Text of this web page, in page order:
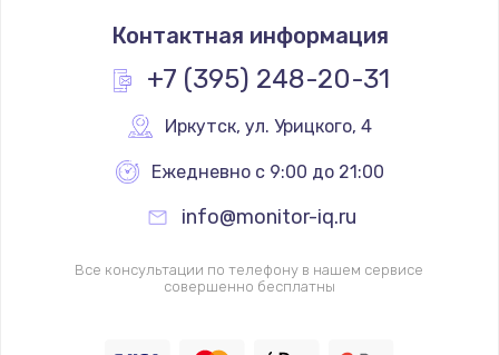
Контактная информация
+7 (395) 248-20-31
Иркутск, ул. Урицкого, 4
Ежедневно с 9:00 до 21:00
info@monitor-iq.ru
Все консультации по телефону в нашем сервисе
совершенно бесплатны